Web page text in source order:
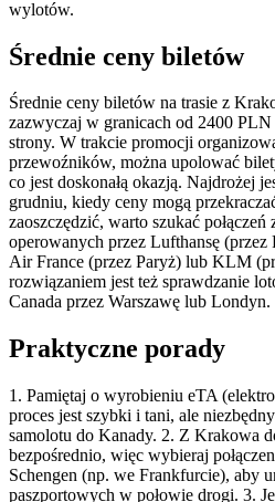
wylotów.
Średnie ceny biletów
Średnie ceny biletów na trasie z
zazwyczaj w granicach od 2400
strony. W trakcie promocji
przewoźników, można upolować
co jest doskonałą okazją. Najdrożej
grudniu, kiedy ceny mogą
zaoszczędzić, warto szukać połączeń
operowanych przez Lufthansę
Air France (przez Paryż) lub KLM
rozwiązaniem jest też sprawdzanie
Canada przez Warszawę lub Londyn.
Praktyczne porady
1. Pamiętaj o wyrobieniu eTA
proces jest szybki i tani, ale
samolotu do Kanady. 2. Z Krakowa
bezpośrednio, więc wybieraj
Schengen (np. we Frankfurcie), aby
paszportowych w połowie drogi. 3.